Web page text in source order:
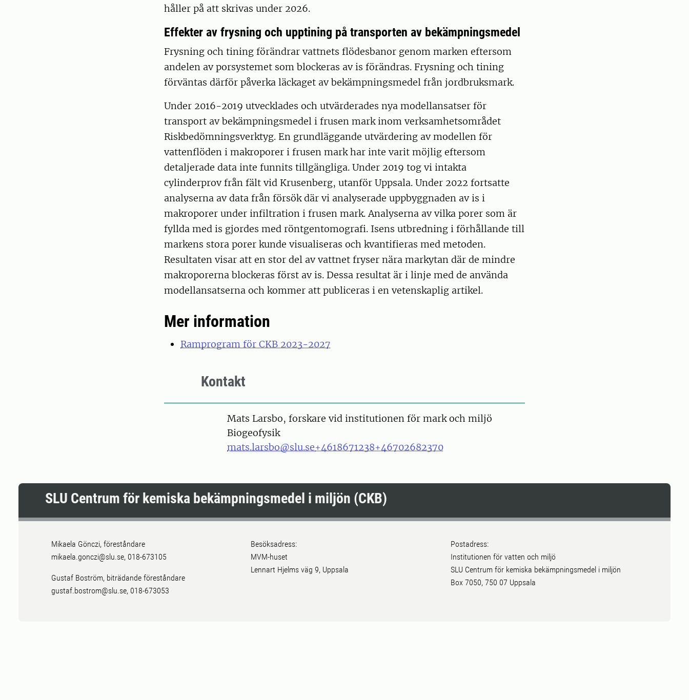
håller på att skrivas under 2026.
Effekter av frysning och upptining på transporten av bekämpningsmedel
Frysning och tining förändrar vattnets flödesbanor genom marken eftersom
andelen av porsystemet som blockeras av is förändras. Frysning och tining
förväntas därför påverka läckaget av bekämpningsmedel från jordbruksmark.
Under 2016-2019 utvecklades och utvärderades nya modellansatser för
transport av bekämpningsmedel i frusen mark inom verksamhetsområdet
Riskbedömningsverktyg. En grundläggande utvärdering av modellen för
vattenflöden i makroporer i frusen mark har inte varit möjlig eftersom
detaljerade data inte funnits tillgängliga. Under 2019 tog vi intakta
cylinderprov från fält vid Krusenberg, utanför Uppsala. Under 2022 fortsatte
analyserna av data från försök där vi analyserade uppbyggnaden av is i
makroporer under infiltration i frusen mark. Analyserna av vilka porer som är
fyllda med is gjordes med röntgentomografi. Isens utbredning i förhållande till
markens stora porer kunde visualiseras och kvantifieras med metoden.
Resultaten visar att en stor del av vattnet fryser nära markytan där de mindre
makroporerna blockeras först av is. Dessa resultat är i linje med de använda
modellansatserna och kommer att publiceras i en vetenskaplig artikel.
Mer information
Ramprogram för CKB 2023-2027
Kontakt
PersonMats Larsbo, forskare vid institutionen för mark och miljö
Biogeofysik
mats.larsbo@slu.se+4618671238+46702682370
SLU Centrum för kemiska bekämpningsmedel i miljön (CKB)
Mikaela Gönczi, föreståndare
mikaela.gonczi@slu.se, 018-673105
Gustaf Boström, biträdande föreståndare
gustaf.bostrom@slu.se, 018-673053
Besöksadress:
MVM-huset
Lennart Hjelms väg 9, Uppsala
Postadress:
Institutionen för vatten och miljö
SLU Centrum för kemiska bekämpningsmedel i miljön
Box 7050, 750 07 Uppsala